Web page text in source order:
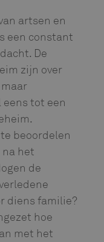
artsen en
een constant
De
zijn over
tot een
beoordelen
het
de
diens familie?
hoe
met het